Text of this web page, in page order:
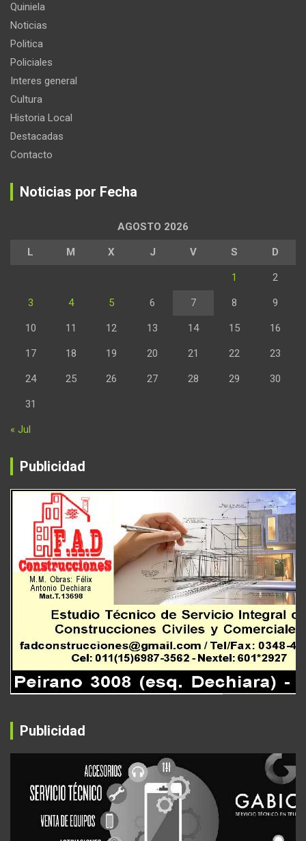
Quiniela
Noticias
Politica
Policiales
Interes general
Cultura
Historia Local
Destacadas
Contacto
Noticias por Fecha
AGOSTO 2026
L M X J V S D
1 2
3 4 5 6 7 8 9
10 11 12 13 14 15 16
17 18 19 20 21 22 23
24 25 26 27 28 29 30
31
« Jul
Publicidad
Publicidad